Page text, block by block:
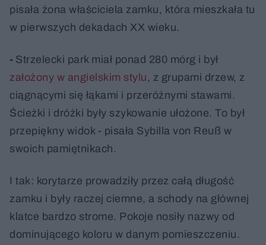
pisała żona właściciela zamku, która mieszkała tu
w pierwszych dekadach XX wieku.
- Strzelecki park miał ponad 280 mórg i był
założony w angielskim stylu , z grupami drzew, z
ciągnącymi się łąkami i przeróżnymi stawami.
Ścieżki i dróżki były szykowanie ułożone. To był
przepiękny widok - pisała Sybilla von Reuß w
swoich pamiętnikach.
I tak: korytarze prowadziły przez całą długość
zamku i były raczej ciemne, a schody na głównej
klatce bardzo strome. Pokoje nosiły nazwy od
dominującego koloru w danym pomieszczeniu.